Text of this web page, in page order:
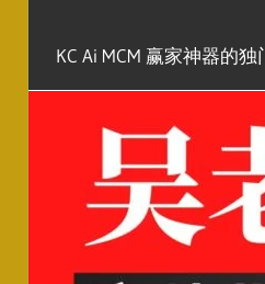
KC Ai MCM 赢家神器的